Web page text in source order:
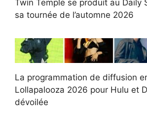
Twin Temple se produit au Daily
sa tournée de l’automne 2026
La programmation de diffusion
Lollapalooza 2026 pour Hulu et
dévoilée